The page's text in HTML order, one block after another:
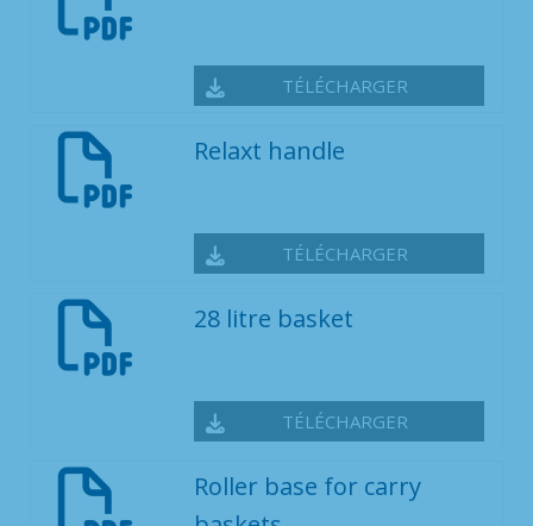
TÉLÉCHARGER
Relaxt handle
TÉLÉCHARGER
28 litre basket
TÉLÉCHARGER
Roller base for carry